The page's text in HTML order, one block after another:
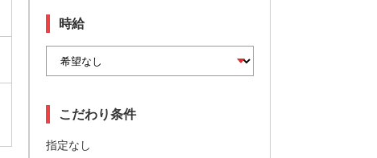
時給
こだわり条件
指定なし